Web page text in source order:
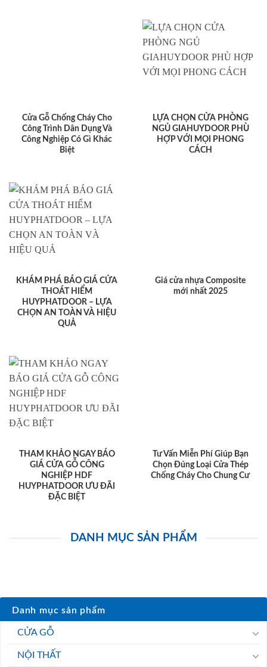
Cửa Gỗ Chống Cháy Cho
Công Trình Dân Dụng Và
Công Nghiệp Có Gì Khác
Biệt
LỰA CHỌN CỬA PHÒNG
NGỦ GIAHUYDOOR PHÙ
HỢP VỚI MỌI PHONG
CÁCH
KHÁM PHÁ BÁO GIÁ CỬA
THOÁT HIỂM
HUYPHATDOOR – LỰA
CHỌN AN TOÀN VÀ HIỆU
QUẢ
Giá cửa nhựa Composite
mới nhất 2025
THAM KHẢO NGAY BÁO
GIÁ CỬA GỖ CÔNG
NGHIỆP HDF
HUYPHATDOOR ƯU ĐÃI
ĐẶC BIỆT
Tư Vấn Miễn Phí Giúp Bạn
Chọn Đúng Loại Cửa Thép
Chống Cháy Cho Chung Cư
DANH MỤC SẢN PHẨM
Danh mục sản phẩm
CỬA GỖ
NỘI THẤT